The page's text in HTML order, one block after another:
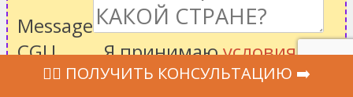
Message
CGU
Я принимаюусловия
использования,
‍👩‍⚕ ПОЛУЧИТЬ КОНСУЛЬТАЦИЮ ➡️